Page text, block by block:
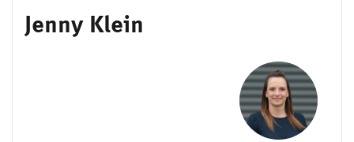
Jenny Klein